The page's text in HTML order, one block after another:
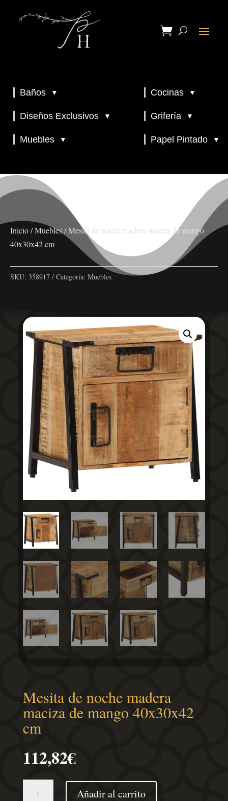
Baños ▼ Cocinas ▼
Diseños Exclusivos ▼ Grifería ▼
Muebles ▼ Papel Pintado ▼
Inicio/Muebles/ Mesita de noche madera maciza de mango
40x30x42 cm
SKU: 358917 Categoría: Muebles
Mesita de noche madera
maciza de mango 40x30x42
cm
112,82€
Añadir al carrito